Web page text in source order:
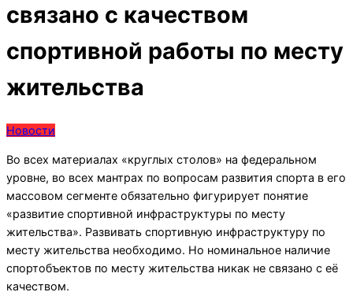
связано с качеством
спортивной работы по месту
жительства
Новости
Во всех материалах «круглых столов» на федеральном
уровне, во всех мантрах по вопросам развития спорта в его
массовом сегменте обязательно фигурирует понятие
«развитие спортивной инфраструктуры по месту
жительства». Развивать спортивную инфраструктуру по
месту жительства необходимо. Но номинальное наличие
спортобъектов по месту жительства никак не связано с её
качеством.